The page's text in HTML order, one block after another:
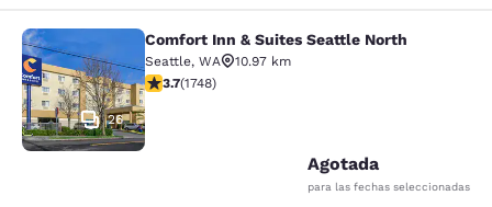
Comfort Inn & Suites Seattle North
26
Comfort Inn & Suites Seattle North
Seattle, WA
10.97 km
Calificación de 3.74 estrellas. Bueno. 1748 reseñas
3.7(1748)
Agotada
para las fechas seleccionadas